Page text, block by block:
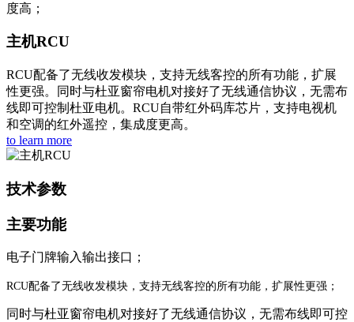
度高；
主机RCU
RCU配备了无线收发模块，支持无线客控的所有功能，扩展
性更强。同时与杜亚窗帘电机对接好了无线通信协议，无需布
线即可控制杜亚电机。RCU自带红外码库芯片，支持电视机
和空调的红外遥控，集成度更高。
to learn more
技术参数
主要功能
电子门牌输入输出接口；
RCU配备了无线收发模块，支持无线客控的所有功能，扩展性更强；
同时与杜亚窗帘电机对接好了无线通信协议，无需布线即可控